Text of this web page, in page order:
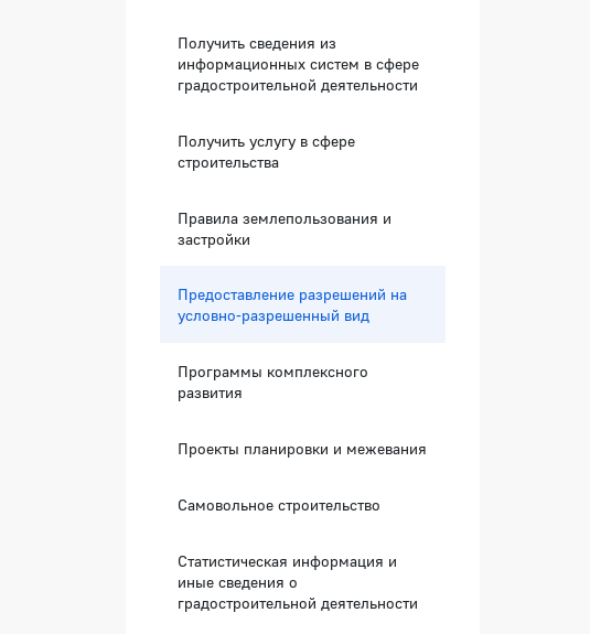
Получить сведения из
информационных систем в сфере
градостроительной деятельности
Получить услугу в сфере
строительства
Правила землепользования и
застройки
Предоставление разрешений на
условно-разрешенный вид
Программы комплексного
развития
Проекты планировки и межевания
Самовольное строительство
Статистическая информация и
иные сведения о
градостроительной деятельности